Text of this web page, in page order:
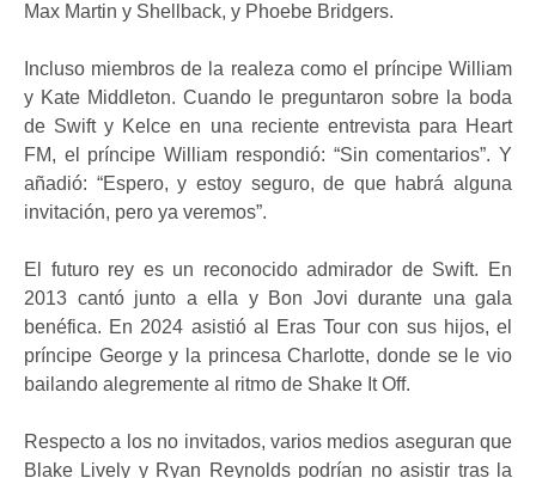
Max Martin y Shellback, y Phoebe Bridgers.
Incluso miembros de la realeza como el príncipe William
y Kate Middleton. Cuando le preguntaron sobre la boda
de Swift y Kelce en una reciente entrevista para Heart
FM, el príncipe William respondió: “Sin comentarios”. Y
añadió: “Espero, y estoy seguro, de que habrá alguna
invitación, pero ya veremos”.
El futuro rey es un reconocido admirador de Swift. En
2013 cantó junto a ella y Bon Jovi durante una gala
benéfica. En 2024 asistió al Eras Tour con sus hijos, el
príncipe George y la princesa Charlotte, donde se le vio
bailando alegremente al ritmo de Shake It Off.
Respecto a los no invitados, varios medios aseguran que
Blake Lively y Ryan Reynolds podrían no asistir tras la